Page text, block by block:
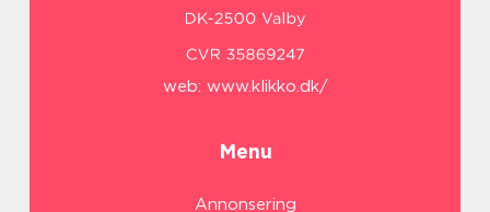
web: www.klikko.dk/
Menu
Annonsering